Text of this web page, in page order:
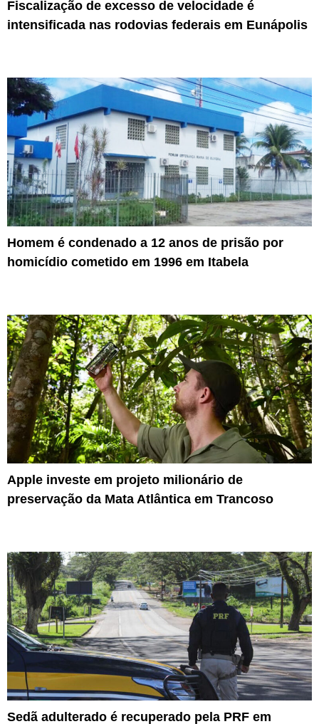
Fiscalização de excesso de velocidade é
intensificada nas rodovias federais em Eunápolis
Homem é condenado a 12 anos de prisão por
homicídio cometido em 1996 em Itabela
Apple investe em projeto milionário de
preservação da Mata Atlântica em Trancoso
Sedã adulterado é recuperado pela PRF em